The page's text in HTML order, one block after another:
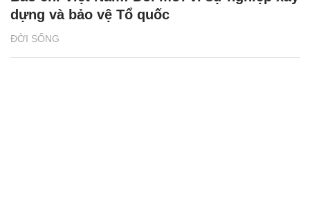
ĐỜI SỐNG
dựng và bảo vệ Tổ quốc